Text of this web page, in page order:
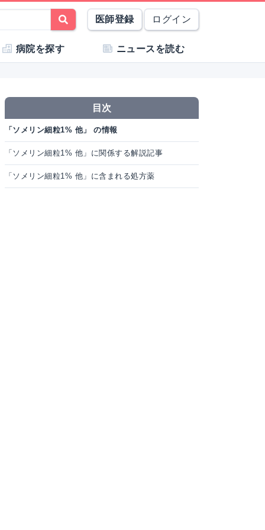
医師登録 ログイン
病院を探す ニュースを読む
目次
「ソメリン細粒1% 他」 の情報
「ソメリン細粒1% 他」に関係する解説記事
「ソメリン細粒1% 他」に含まれる処方薬